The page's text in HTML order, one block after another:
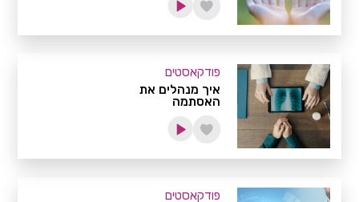
פודקאסטים
איך מנהלים את
האסתמה
פודקאסטים